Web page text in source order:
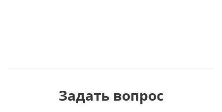
Задать вопрос